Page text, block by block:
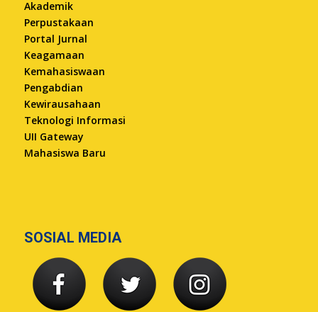
Akademik
Perpustakaan
Portal Jurnal
Keagamaan
Kemahasiswaan
Pengabdian
Kewirausahaan
Teknologi Informasi
UII Gateway
Mahasiswa Baru
SOSIAL MEDIA